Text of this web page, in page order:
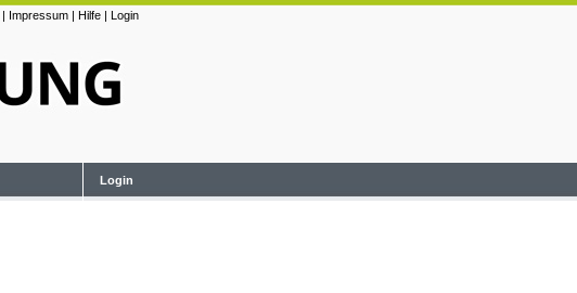
| Impressum | Hilfe | Login
Login